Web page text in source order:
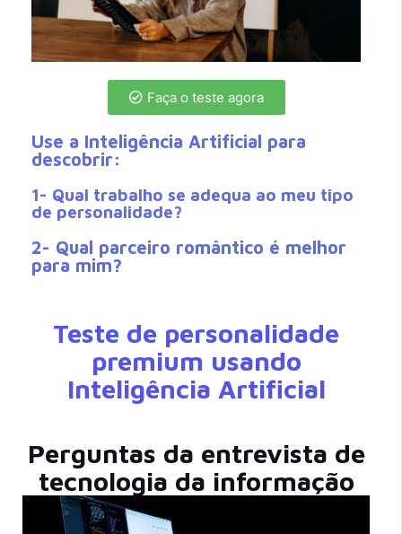
Faça o teste agora
Use a Inteligência Artificial para
descobrir:
1- Qual trabalho se adequa ao meu tipo
de personalidade?
2- Qual parceiro romântico é melhor
para mim?
Teste de personalidade
premium usando
Inteligência Artificial
Perguntas da entrevista de
tecnologia da informação